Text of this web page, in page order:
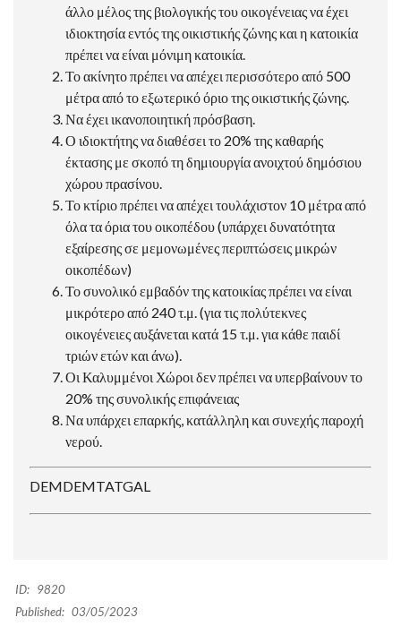
άλλο μέλος της βιολογικής του οικογένειας να έχει
ιδιοκτησία εντός της οικιστικής ζώνης και η κατοικία
πρέπει να είναι μόνιμη κατοικία.
Το ακίνητο πρέπει να απέχει περισσότερο από 500
μέτρα από το εξωτερικό όριο της οικιστικής ζώνης.
Να έχει ικανοποιητική πρόσβαση.
Ο ιδιοκτήτης να διαθέσει το 20% της καθαρής
έκτασης με σκοπό τη δημιουργία ανοιχτού δημόσιου
χώρου πρασίνου.
Το κτίριο πρέπει να απέχει τουλάχιστον 10 μέτρα από
όλα τα όρια του οικοπέδου (υπάρχει δυνατότητα
εξαίρεσης σε μεμονωμένες περιπτώσεις μικρών
οικοπέδων)
Το συνολικό εμβαδόν της κατοικίας πρέπει να είναι
μικρότερο από 240 τ.μ. (για τις πολύτεκνες
οικογένειες αυξάνεται κατά 15 τ.μ. για κάθε παιδί
τριών ετών και άνω).
Οι Καλυμμένοι Χώροι δεν πρέπει να υπερβαίνουν το
20% της συνολικής επιφάνειας
Να υπάρχει επαρκής, κατάλληλη και συνεχής παροχή
νερού.
DEMDEMTATGAL
ID: 9820
Published: 03/05/2023